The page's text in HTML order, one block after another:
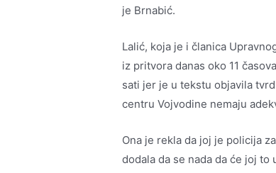
je Brnabić.
Lalić, koja je i članica
iz pritvora danas oko 11
sati jer je u tekstu objavila
centru Vojvodine nemaju
Ona je rekla da joj je policija
dodala da se nada da će joj to